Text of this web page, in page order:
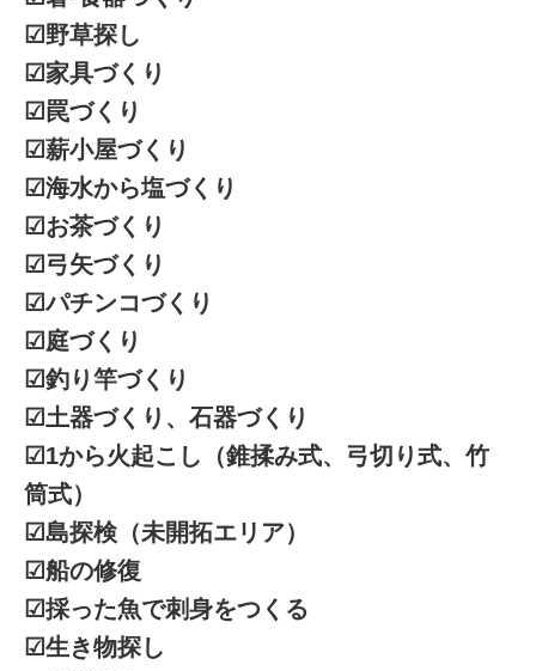
☑︎野草探し
☑︎家具づくり
☑︎罠づくり
☑︎薪小屋づくり
☑︎海水から塩づくり
☑︎お茶づくり
☑︎弓矢づくり
☑︎パチンコづくり
☑︎庭づくり
☑︎釣り竿づくり
☑︎土器づくり、石器づくり
☑︎1から火起こし（錐揉み式、弓切り式、竹
筒式）
☑︎島探検（未開拓エリア）
☑︎船の修復
☑︎採った魚で刺身をつくる
☑︎生き物探し